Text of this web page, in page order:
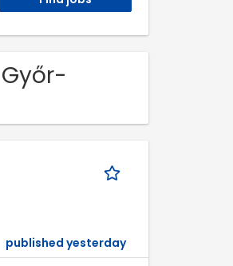
published yesterday